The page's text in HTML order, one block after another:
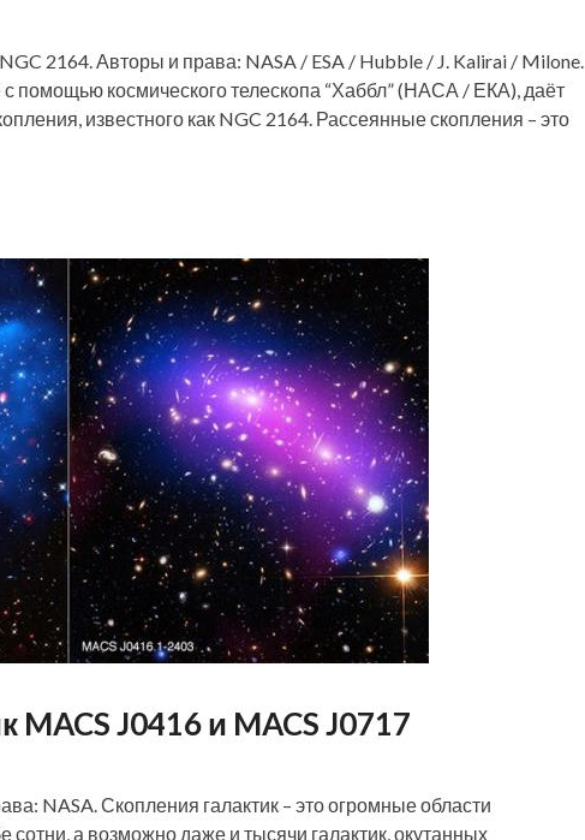
2164. Авторы и права: NASA / ESA / Hubble / J. Kalirai / Milone.
помощью космического телескопа “Хаббл” (НАСА / ЕКА), даёт
известного как NGC 2164. Рассеянные скопления – это
MACS J0416 и MACS J0717
NASA. Скопления галактик – это огромные области
сотни, а возможно даже и тысячи галактик, окутанных